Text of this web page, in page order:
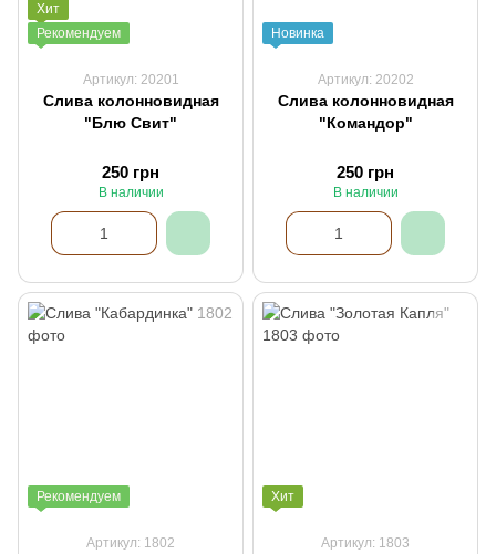
Хит
Рекомендуем
Артикул: 20201
Слива колонновидная
"Блю Свит"
250 грн
В наличии
Новинка
Артикул: 20202
Слива колонновидная
"Командор"
250 грн
В наличии
Рекомендуем
Артикул: 1802
Хит
Артикул: 1803